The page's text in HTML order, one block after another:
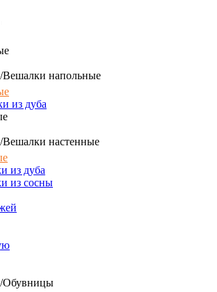
Вешалки напольные
из дуба
настенные
из дуба
из сосны
Обувницы